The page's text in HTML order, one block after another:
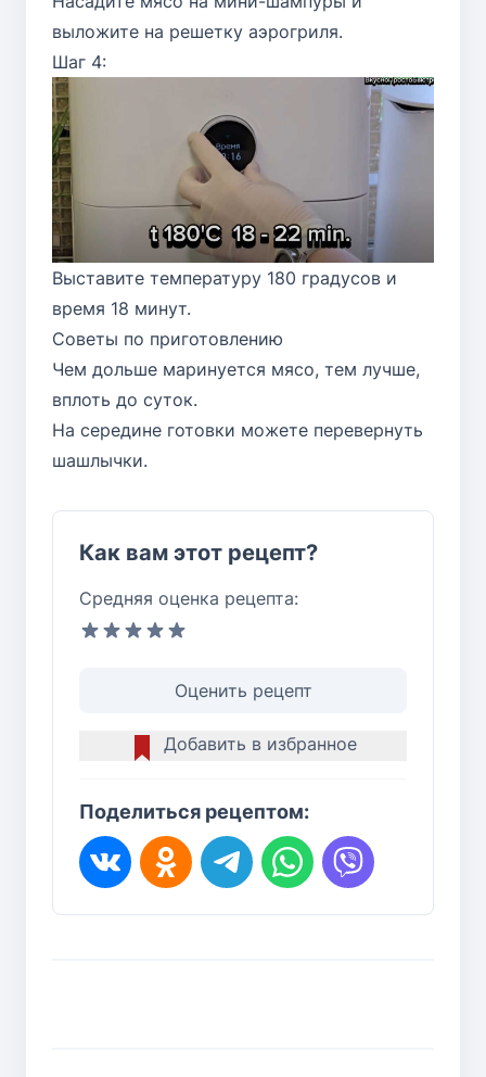
выложите на решетку аэрогриля.
Шаг 4:
Выставите температуру 180 градусов и
время 18 минут.
Советы по приготовлению
Чем дольше маринуется мясо, тем лучше,
вплоть до суток.
На середине готовки можете перевернуть
шашлычки.
Как вам этот рецепт?
Средняя оценка рецепта:
Оценить рецепт
Добавить в избранное
Поделиться рецептом: